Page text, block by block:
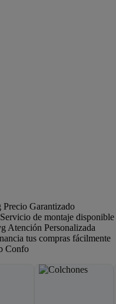
Precio Garantizado
Servicio de montaje disponible
Atención Personalizada
tus compras fácilmente
Confo